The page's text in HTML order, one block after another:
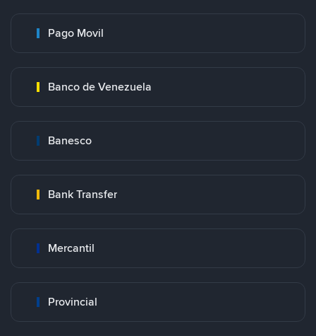
Pago Movil
Banco de Venezuela
Banesco
Bank Transfer
Mercantil
Provincial